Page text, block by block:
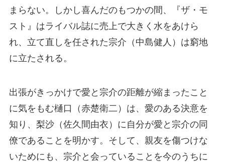
まらない。しかし喜んだのもつかの間、『ザ・モ
スト』はライバル誌に売上で大きく水をあけら
れ、立て直しを任された宗介（中島健人）は窮地
に立たされる。
出張がきっかけで愛と宗介の距離が縮まったこと
に気をもむ樋口（赤楚衛二）は、愛のある決意を
知り、梨沙（佐久間由衣）に自分が愛と宗介の同
僚であることを明かす。そして、親友を傷つけな
いためにも、宗介と会っていることを今のうちに